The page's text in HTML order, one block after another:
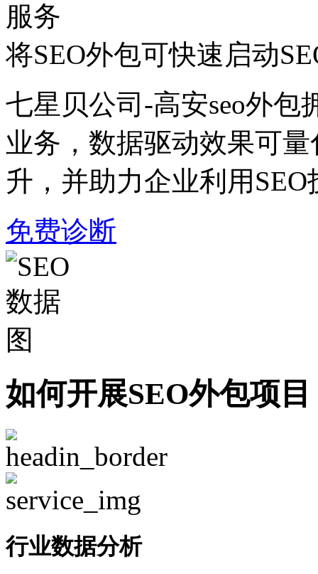
将SEO外包可快速启动
七星贝公司-高安seo外包
业务，数据驱动效果可
升，并助力企业利用
免费诊断
如何开展SEO外包项目
行业数据分析